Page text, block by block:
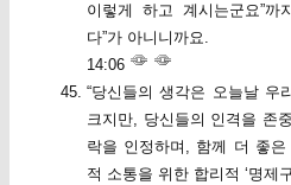
이렇게 하고 계시는군요”까
다”가 아니니까요.
14:06
“당신들의 생각은 오늘날 우
크지만, 당신들의 인격을 존
락을 인정하며, 함께 더 좋은
적 소통을 위한 합리적 ‘명제